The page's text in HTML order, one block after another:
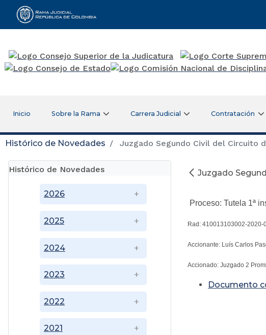
Rama Judicial
Inicio Sobre la Rama Carrera Judicial Contratación
Histórico de Novedades Juzgado Segundo Civil del Circuito
Histórico de Novedades
2021
2022
2023
2024
2025
2026
Juzgado
Proceso: Tutela 1ª
Rad: 410013103002-2020-
Accionante: Luís Carlos
Accionado: Juzgado 2
Documento